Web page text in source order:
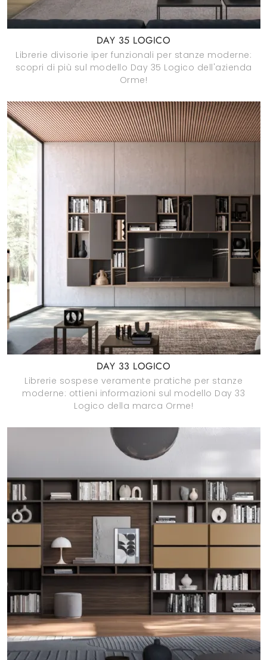
DAY 35 LOGICO
Librerie divisorie iper funzionali per stanze moderne:
scopri di più sul modello Day 35 Logico dell'azienda
Orme!
DAY 33 LOGICO
Librerie sospese veramente pratiche per stanze
moderne: ottieni informazioni sul modello Day 33
Logico della marca Orme!